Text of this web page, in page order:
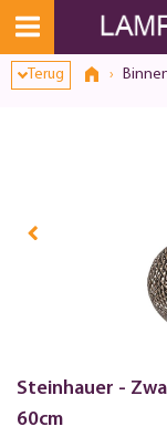
Terug
Steinhauer -
60cm